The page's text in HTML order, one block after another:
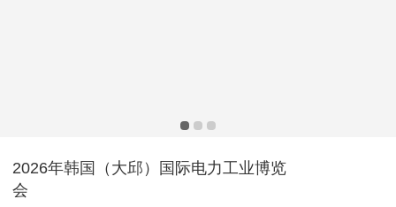
2026年韩国（大邱）国际电力工业博览
会